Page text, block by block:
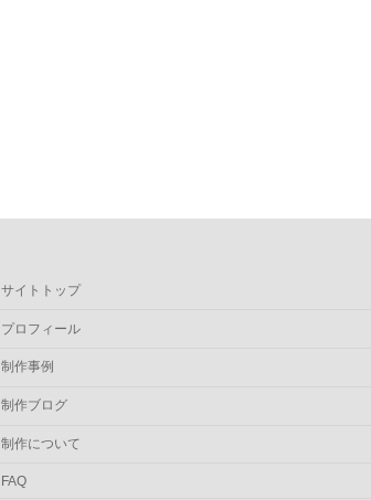
サイトトップ
プロフィール
制作事例
制作ブログ
制作について
FAQ